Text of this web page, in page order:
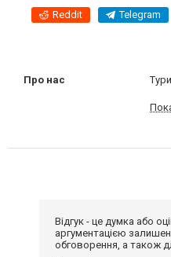
Reddit Telegram
Про нас
Відгук - це думка або
аргументацією
обговорення, а також